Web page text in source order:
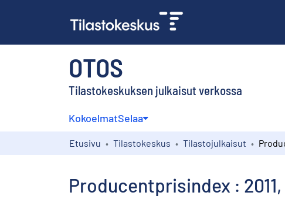
OTOS
Tilastokeskuksen julkaisut verkossa
KokoelmatSelaa
Etusivu Tilastokeskus Tilastojulkaisut
Producentprisindex :